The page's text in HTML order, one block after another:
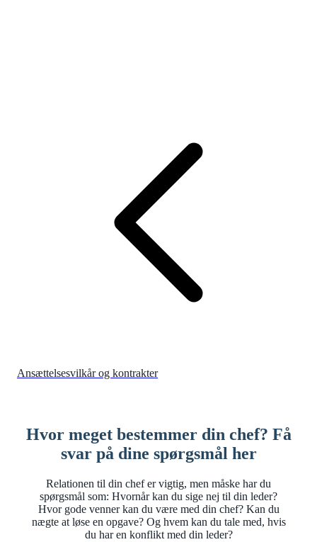
Ansættelsesvilkår og kontrakter
Hvor meget bestemmer din chef? Få
svar på dine spørgsmål her
Relationen til din chef er vigtig, men måske har du
spørgsmål som: Hvornår kan du sige nej til din leder?
Hvor gode venner kan du være med din chef? Kan du
nægte at løse en opgave? Og hvem kan du tale med, hvis
du har en konflikt med din leder?